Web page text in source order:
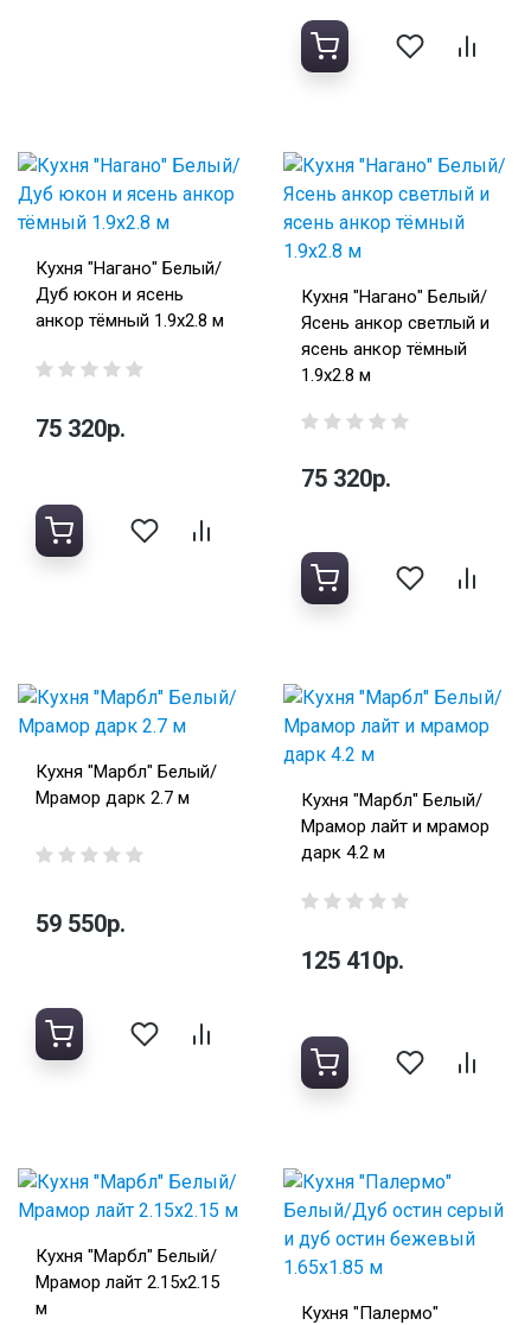
Кухня "Нагано" Белый/
Дуб юкон и ясень
анкор тёмный 1.9х2.8 м
75 320р.
Кухня "Нагано" Белый/
Ясень анкор светлый и
ясень анкор тёмный
1.9х2.8 м
75 320р.
Кухня "Марбл" Белый/
Мрамор дарк 2.7 м
59 550р.
Кухня "Марбл" Белый/
Мрамор лайт и мрамор
дарк 4.2 м
125 410р.
Кухня "Марбл" Белый/
Мрамор лайт 2.15х2.15
м
Кухня "Палермо"